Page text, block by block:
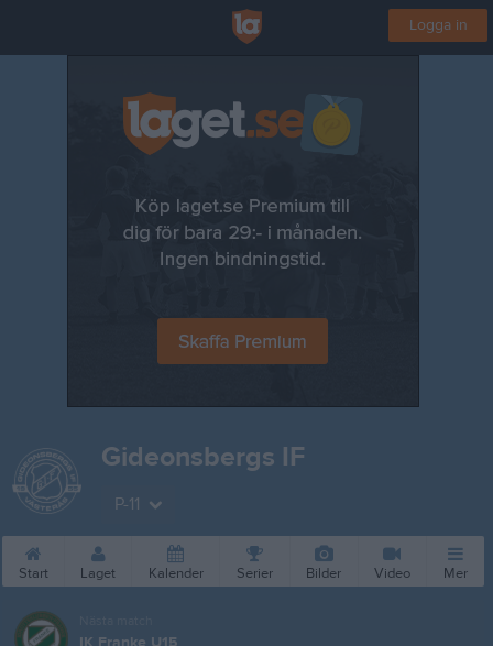
Logga in
Gideonsbergs IF
P-11
Start Laget Kalender Serier Bilder Video Mer